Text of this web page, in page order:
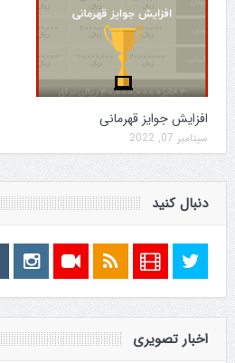
افزایش جوایز قهرمانی
سپتامبر 07, 2022
دنبال کنید
اخبار تصویری